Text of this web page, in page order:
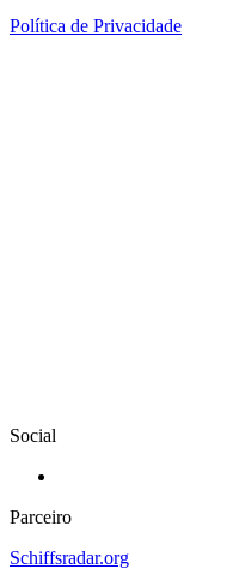
Política de Privacidade
Social
Parceiro
Schiffsradar.org